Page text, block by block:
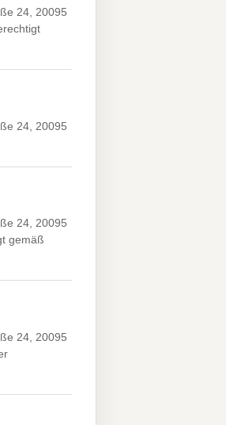
24, 20095
24, 20095
24, 20095
gemäß
24, 20095